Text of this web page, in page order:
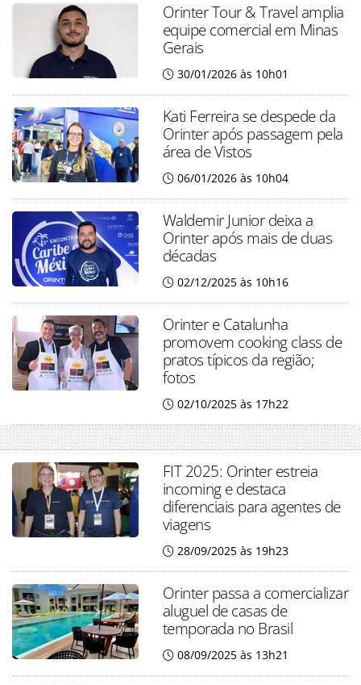
Orinter Tour & Travel amplia
equipe comercial em Minas
Gerais
30/01/2026 às 10h01
Kati Ferreira se despede da
Orinter após passagem pela
área de Vistos
06/01/2026 às 10h04
Waldemir Junior deixa a
Orinter após mais de duas
décadas
02/12/2025 às 10h16
Orinter e Catalunha
promovem cooking class de
pratos típicos da região;
fotos
02/10/2025 às 17h22
FIT 2025: Orinter estreia
incoming e destaca
diferenciais para agentes de
viagens
28/09/2025 às 19h23
Orinter passa a comercializar
aluguel de casas de
temporada no Brasil
08/09/2025 às 13h21